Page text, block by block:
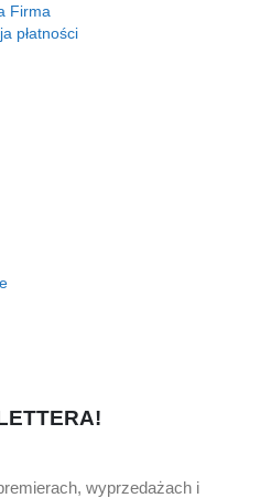
Firma
płatności
wyprzedażach i